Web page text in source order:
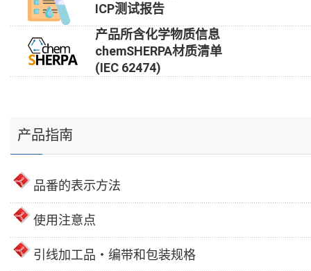
ICP测试报告
产品所含化学物质信息
chemSHERPA材质清单
(IEC 62474)
产品指南
品番的表示方法
使用注意点
引线加工品・编带和包装规格